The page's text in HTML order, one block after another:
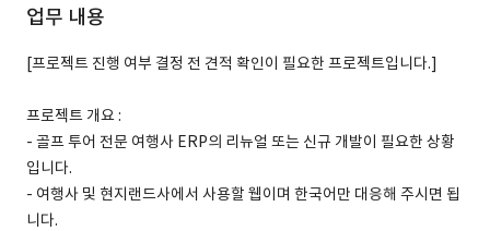
업무 내용
[프로젝트 진행 여부 결정 전 견적 확인이 필요한 프로젝트입니다.]
프로젝트 개요 :
- 골프 투어 전문 여행사 ERP의 리뉴얼 또는 신규 개발이 필요한 상황
입니다.
- 여행사 및 현지랜드사에서 사용할 웹이며 한국어만 대응해 주시면 됩
니다.